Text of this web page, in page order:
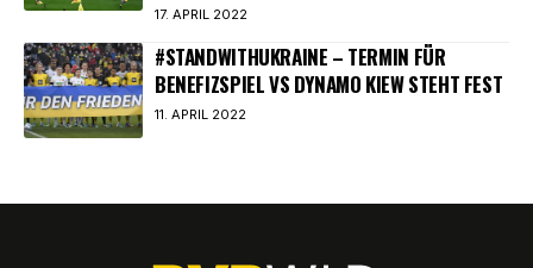
17. APRIL 2022
#STANDWITHUKRAINE – TERMIN FÜR
BENEFIZSPIEL VS DYNAMO KIEW STEHT FEST
11. APRIL 2022